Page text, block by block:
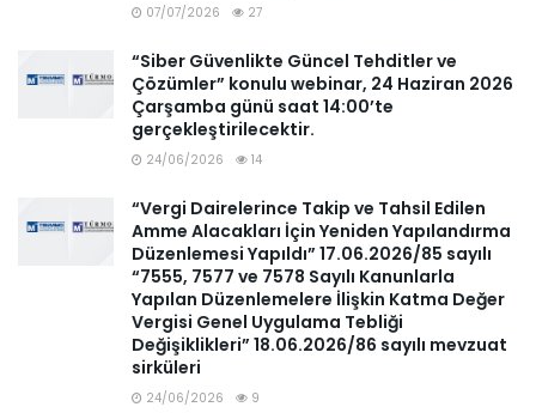
07/07/2026 27
“Siber Güvenlikte Güncel Tehditler ve
Çözümler” konulu webinar, 24 Haziran 2026
Çarşamba günü saat 14:00’te
gerçekleştirilecektir.
24/06/2026 14
“Vergi Dairelerince Takip ve Tahsil Edilen
Amme Alacakları İçin Yeniden Yapılandırma
Düzenlemesi Yapıldı” 17.06.2026/85 sayılı
“7555, 7577 ve 7578 Sayılı Kanunlarla
Yapılan Düzenlemelere İlişkin Katma Değer
Vergisi Genel Uygulama Tebliği
Değişiklikleri” 18.06.2026/86 sayılı mevzuat
sirküleri
24/06/2026 9